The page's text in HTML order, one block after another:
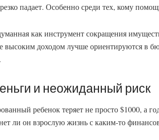
падает. Особенно среди тех, кому
как инструмент сокращения
высоким доходом лучше ориентируются в
и неожиданный риск
ребенок теряет не просто $1000, а
ли он взрослую жизнь с каким-то